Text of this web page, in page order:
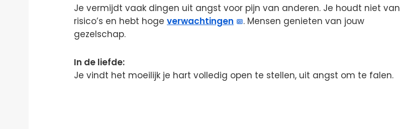
Je vermijdt vaak dingen uit angst voor pijn van anderen. Je houdt niet van
risico’s en hebt hoge verwachtingen
. Mensen genieten van jouw
gezelschap.
In de liefde:
Je vindt het moeilijk je hart volledig open te stellen, uit angst om te falen.